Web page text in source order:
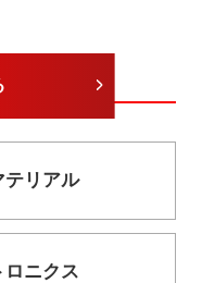
テリアル
ロニクス